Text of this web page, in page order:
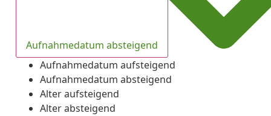
Aufnahmedatum absteigend
Aufnahmedatum aufsteigend
Aufnahmedatum absteigend
Alter aufsteigend
Alter absteigend